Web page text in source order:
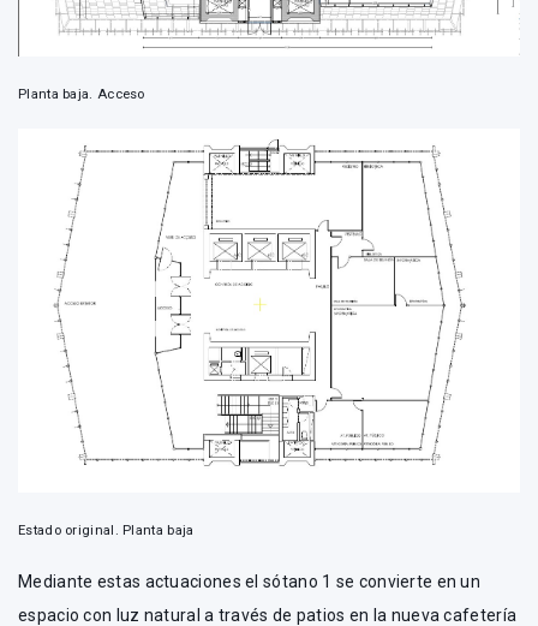
Planta baja. Acceso
Estado original. Planta baja
Mediante estas actuaciones el sótano 1 se convierte en un
espacio con luz natural a través de patios en la nueva cafetería